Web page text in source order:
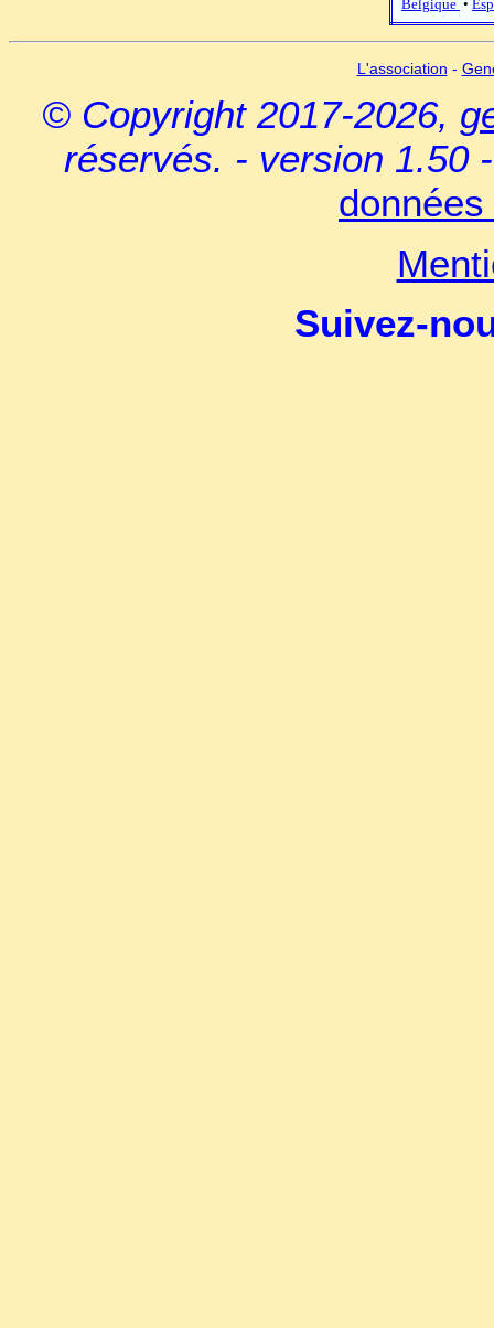
Belgique •
L'association -
© Copyright 2017-2026,
réservés. - version 1.50
Suivez-